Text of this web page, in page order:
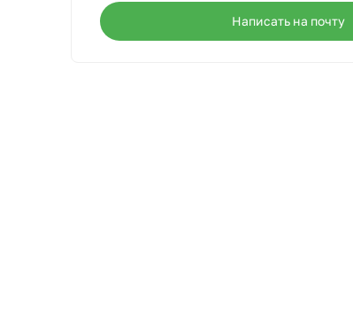
Написать на почту